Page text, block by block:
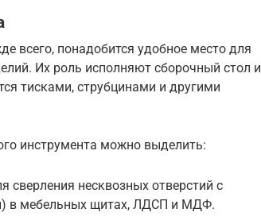
всего, понадобится удобное место для
Их роль исполняют сборочный стол и
тисками, струбцинами и другими
инструмента можно выделить:
сверления несквозных отверстий с
в мебельных щитах, ЛДСП и МДФ.